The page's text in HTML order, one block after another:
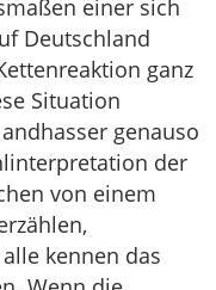
einer sich
Deutschland
ganz
Situation
genauso
der
von einem
kennen das